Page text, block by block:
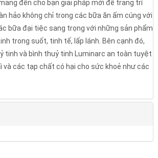
đến cho bạn giải pháp mới để trang trí
hảo không chỉ trong các bữa ăn ấm cúng với
bữa đại tiệc sang trọng với những sản phẩm
trong suốt, tinh tế, lấp lánh. Bên cạnh đó,
tinh và bình thuỷ tinh Luminarc an toàn tuyệt
và các tạp chất có hại cho sức khoẻ như các